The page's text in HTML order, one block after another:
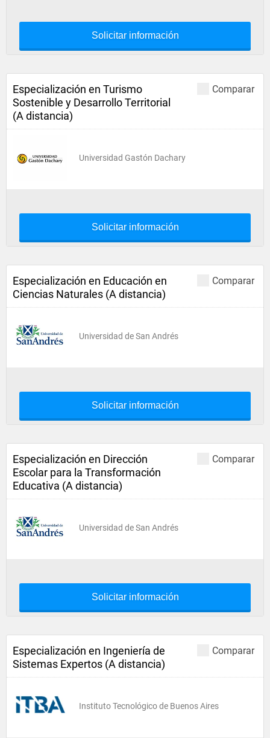
Solicitar información
Comparar
Especialización en Turismo
Sostenible y Desarrollo Territorial
(A distancia)
Universidad Gastón Dachary
Solicitar información
Comparar
Especialización en Educación en
Ciencias Naturales (A distancia)
Universidad de San Andrés
Solicitar información
Comparar
Especialización en Dirección
Escolar para la Transformación
Educativa (A distancia)
Universidad de San Andrés
Solicitar información
Comparar
Especialización en Ingeniería de
Sistemas Expertos (A distancia)
Instituto Tecnológico de Buenos Aires